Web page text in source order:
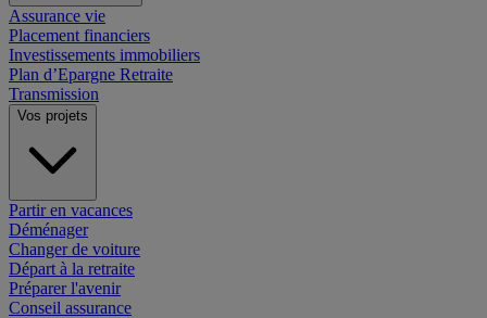
Assurance vie
Placement financiers
Investissements immobiliers
Plan d’Epargne Retraite
Transmission
Vos projets
Partir en vacances
Déménager
Changer de voiture
Départ à la retraite
Préparer l'avenir
Conseil assurance